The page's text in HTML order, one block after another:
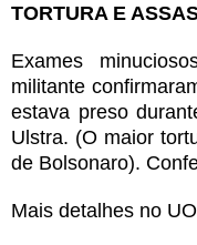
TORTURA E
Exames
militante
estava preso
Ulstra. (O maior
de Bolsonaro).
Mais detalhes no